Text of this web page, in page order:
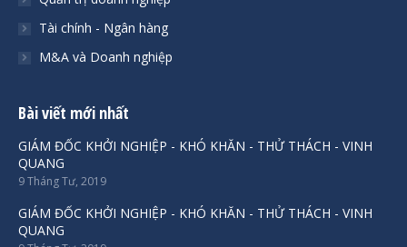
Tài chính - Ngân hàng
M&A và Doanh nghiệp
Bài viết mới nhất
GIÁM ĐỐC KHỞI NGHIỆP - KHÓ KHĂN - THỬ THÁCH - VINH
QUANG
9 Tháng Tư, 2019
GIÁM ĐỐC KHỞI NGHIỆP - KHÓ KHĂN - THỬ THÁCH - VINH
QUANG